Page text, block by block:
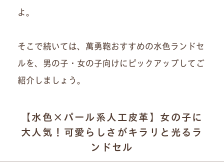
よ。
そこで続いては、萬勇鞄おすすめの水色ランドセ
ルを、男の子・女の子向けにピックアップしてご
紹介しましょう。
【水色×パール系人工皮革】女の子に
大人気！可愛らしさがキラリと光るラ
ンドセル